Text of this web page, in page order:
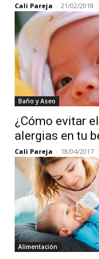
Cali Pareja - 21/02/2018
Baño y Aseo
¿Cómo evitar
alergias en tu
Cali Pareja - 18/04/2017
Alimentación